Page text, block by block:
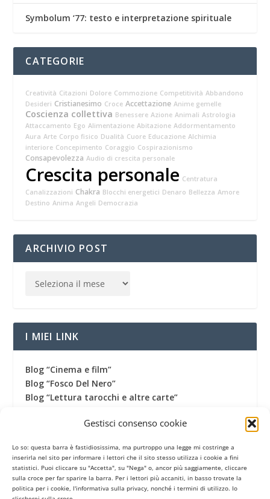
Gestisci consenso cookie
Lo so: questa barra è fastidiosissima, ma purtroppo una legge mi costringe a
inserirla nel sito per informare i lettori che il sito stesso utilizza i cookie a fini
statistici. Puoi cliccare su "Accetta", su "Nega" o, ancor più saggiamente, cliccare
sulla croce per far sparire la barra. Per i lettori più accaniti, in basso trovate la
politica per i cookie, l'informativa sulla privacy, nonché i termini di utilizzo. Io
Symbolum ‘77: testo e interpretazione spirituale
CATEGORIE
Creatività Citazioni Dolore Commozione Competitività Abbandono
Desideri Cristianesimo Croce Accettazione Anime gemelle
Coscienza collettiva Benessere Azione Animali Astrologia
Attaccamento Ego Alimentazione Abitazione Addormentamento
Aura Arte Corpo fisico Dualità Cuore Educazione Alchimia
interiore Concepimento Coraggio Cospirazionismo
Consapevolezza Audio di crescita personale
Crescita personale Centratura
Canalizzazioni Chakra Blocchi energetici Denaro Bellezza Amore
Destino Anima Angeli Democrazia
ARCHIVIO POST
I MIEI LINK
Blog “Cinema e film”
Blog “Fosco Del Nero”
Blog “Lettura tarocchi e altre carte”
Canale Youtube
Gruppo Facebook
Pagina Facebook
Profilo Twitter
Termini di utilizzo